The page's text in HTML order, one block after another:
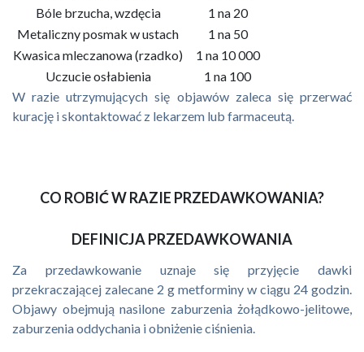
Bóle brzucha, wzdęcia
1 na 20
Metaliczny posmak w ustach
1 na 50
Kwasica mleczanowa (rzadko)
1 na 10 000
Uczucie osłabienia
1 na 100
W razie utrzymujących się objawów zaleca się przerwać
kurację i skontaktować z lekarzem lub farmaceutą.
CO ROBIĆ W RAZIE PRZEDAWKOWANIA?
DEFINICJA PRZEDAWKOWANIA
Za przedawkowanie uznaje się przyjęcie dawki
przekraczającej zalecane 2 g metforminy w ciągu 24 godzin.
Objawy obejmują nasilone zaburzenia żołądkowo-jelitowe,
zaburzenia oddychania i obniżenie ciśnienia.